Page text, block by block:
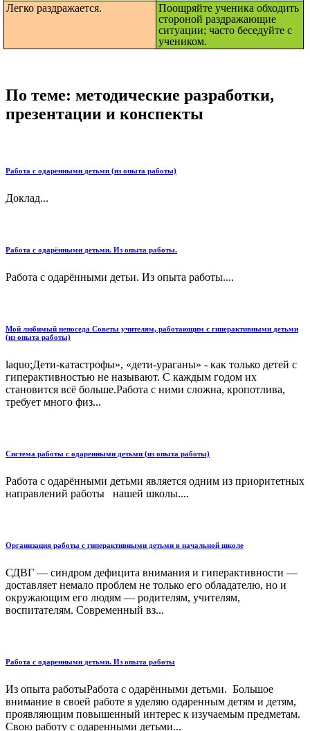
Легко раздражается.
Поощряйте ученика обходить
стороной раздражающие
ситуации; часто беседуйте с
учеником.
По теме: методические разработки,
презентации и конспекты
Работа с одаренными детьми (из опыта работы)
Доклад...
Работа с одарёнными детьми. Из опыта работы.
Работа с одарёнными детьи. Из опыта работы....
Мой любимый непоседа Советы учителям, работающим с гиперактивными детьми
(из опыта работы)
laquo;Дети-катастрофы», «дети-ураганы» - как только детей с
гиперактивностью не называют. С каждым годом их
становится всё больше.Работа с ними сложна, кропотлива,
требует много физ...
Система работы с одаренными детьми (из опыта работы)
Работа с одарёнными детьми является одним из приоритетных
направлений работы нашей школы....
Организация работы с гиперактивными детьми в начальной школе
СДВГ — синдром дефицита внимания и гиперактивности —
доставляет немало проблем не только его обладателю, но и
окружающим его людям — родителям, учителям,
воспитателям. Современный вз...
Работа с одаренными детьми. Из опыта работы
Из опыта работыРабота с одарёнными детьми. Большое
внимание в своей работе я уделяю одаренным детям и детям,
проявляющим повышенный интерес к изучаемым предметам.
Свою работу с одаренными детьми...